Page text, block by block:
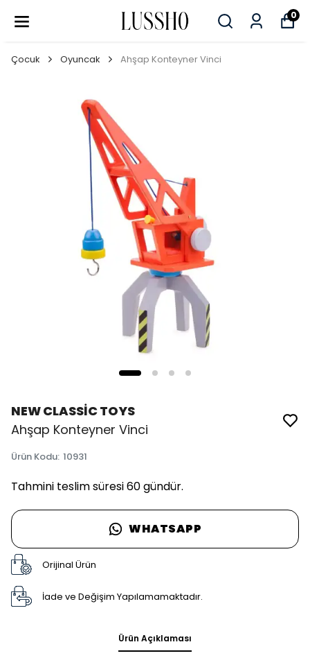
0
Çocuk Oyuncak Ahşap Konteyner Vinci
NEW CLASSİC TOYS
Ahşap Konteyner Vinci
Ürün Kodu: 10931
Tahmini teslim süresi 60 gündür.
WHATSAPP
Orijinal Ürün
İade ve Değişim Yapılamamaktadır.
Ürün Açıklaması